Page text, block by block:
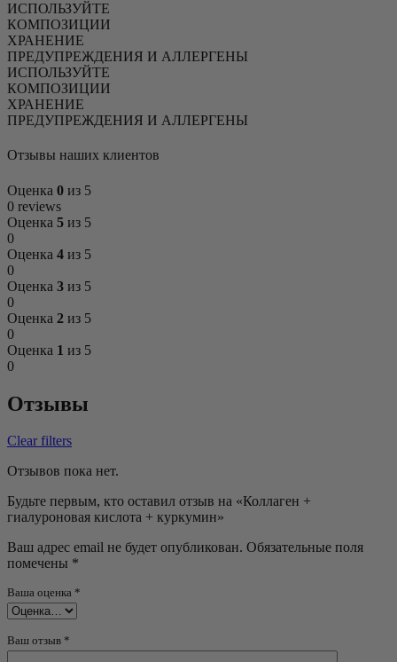
ИСПОЛЬЗУЙТЕ
КОМПОЗИЦИИ
ХРАНЕНИЕ
ПРЕДУПРЕЖДЕНИЯ И АЛЛЕРГЕНЫ
ИСПОЛЬЗУЙТЕ
КОМПОЗИЦИИ
ХРАНЕНИЕ
ПРЕДУПРЕЖДЕНИЯ И АЛЛЕРГЕНЫ
Отзывы наших клиентов
Оценка 0 из 5
0 reviews
Оценка 5 из 5
0
Оценка 4 из 5
0
Оценка 3 из 5
0
Оценка 2 из 5
0
Оценка 1 из 5
0
Отзывы
Clear filters
Отзывов пока нет.
Будьте первым, кто оставил отзыв на «Коллаген +
гиалуроновая кислота + куркумин»
Ваш адрес email не будет опубликован. Обязательные поля
помечены *
Ваша оценка *
Ваш отзыв *